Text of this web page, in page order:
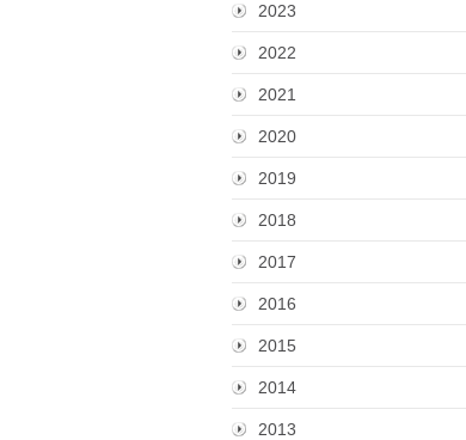
2023
2022
2021
2020
2019
2018
2017
2016
2015
2014
2013